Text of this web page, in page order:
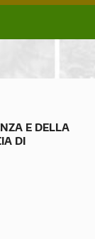
E DELLA
DI